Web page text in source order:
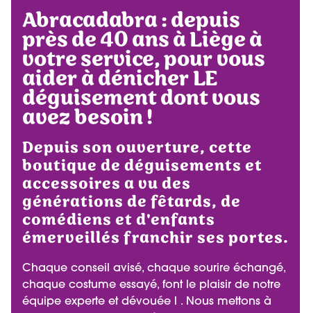
Abracadabra : depuis
près de 40 ans à Liège à
votre service, pour vous
aider à dénicher LE
déguisement dont vous
avez besoin !
Depuis son ouverture, cette
boutique de déguisements et
accessoires a vu des
générations de fêtards, de
comédiens et d'enfants
émerveillés franchir ses portes.
Chaque conseil avisé, chaque sourire échangé,
chaque costume essayé, font le plaisir de notre
équipe experte et dévouée l . Nous mettons à